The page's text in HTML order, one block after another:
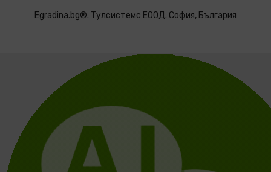
Egradina.bg®. Тулсистемс ЕООД. София, България